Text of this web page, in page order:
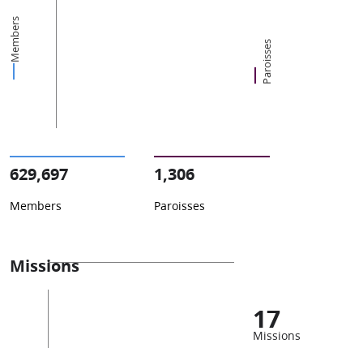
Members Paroisses
629,697
Members
1,306
Paroisses
Missions
17
Missions